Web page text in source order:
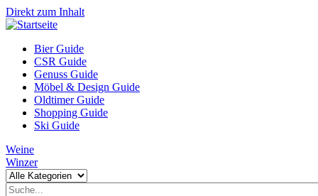
Direkt zum Inhalt
Bier Guide
CSR Guide
Genuss Guide
Möbel & Design Guide
Oldtimer Guide
Shopping Guide
Ski Guide
Weine
Winzer